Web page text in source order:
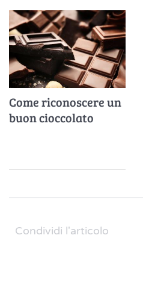
Come riconoscere un
buon cioccolato
Condividi l'articolo